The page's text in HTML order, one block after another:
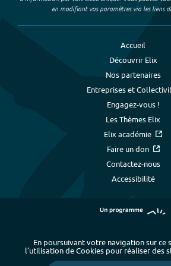
en modifiant vos paramètres via les liens
Accueil
Découvrir Elix
Nos partenaires
Entreprises et
Engagez-vous !
Les Thèmes Elix
Elix académie
Faire un don
Contactez-nous
Accessibilité
Plan du site - Index
En poursuivant votre navigation sur ce
l’utilisation de Cookies pour réaliser des